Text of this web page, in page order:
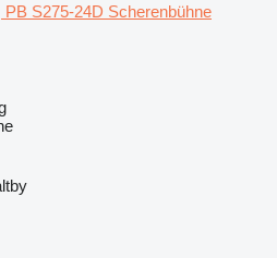
PB S275-24D Scherenbühne